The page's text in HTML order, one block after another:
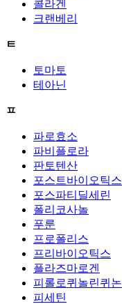
콜라겐
크랜베리
ㅌ
토마토
테아닌
ㅍ
파로효소
파비플로라
판토텐산
포스트바이오틱스
포스파티딜세린
폴리코사놀
푸룬
프로폴리스
프리바이오틱스
플라즈마로겐
피롤로퀴놀린퀴논
피세틴